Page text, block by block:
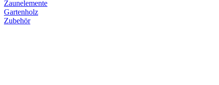
Zaunelemente
Gartenholz
Zubehör